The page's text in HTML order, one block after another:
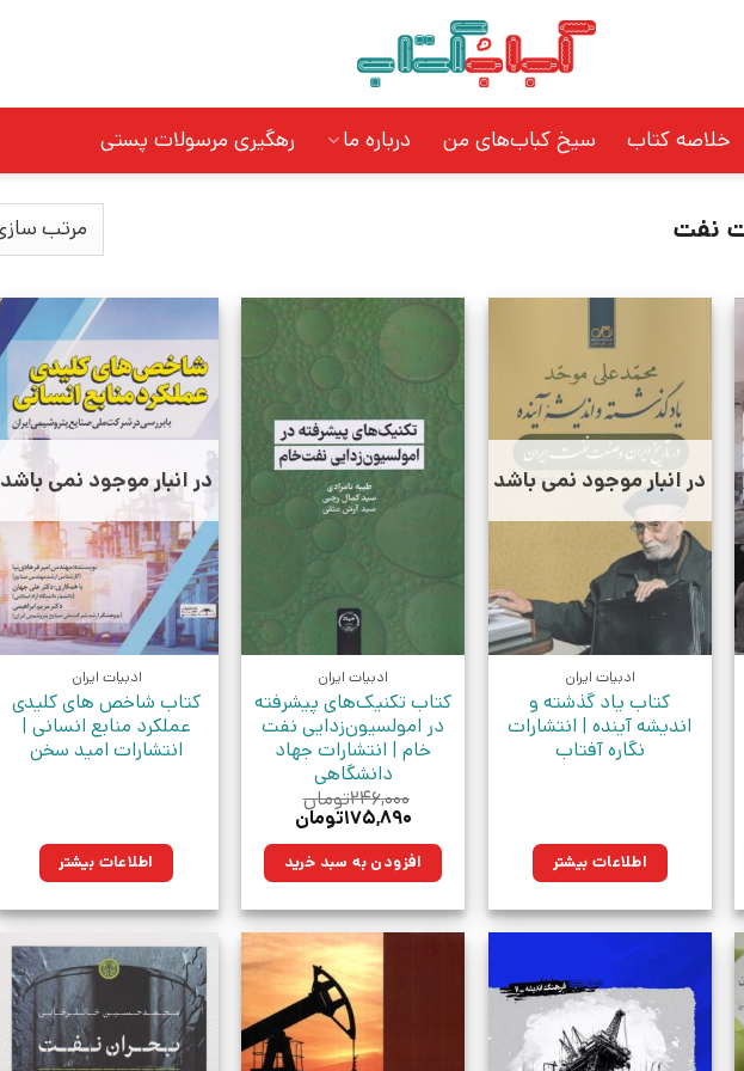
خلاصه کتاب سیخ کباب‌های من درباره ما رهگیری مرسولات پستی
نفت
در انبار موجود نمی باشد
ادبیات ایران
کتاب یاد گذشته و
اندیشه آینده | انتشارات
نگاره آفتاب
اطلاعات بیشتر
ادبیات ایران
کتاب تکنیک‌های پیشرفته
در امولسیون‌زدایی نفت
خام | انتشارات جهاد
دانشگاهی
۲۴۶,۰۰۰تومان
قیمت
۲۴۶,۰۰۰تومان
بود.
۱۷۵,۸۹۰تومان
۱۷۵,۸۹۰تومان.افزودن به سبد خرید
در انبار موجود نمی باشد
ادبیات ایران
کتاب شاخص های کلیدی
عملکرد منابع انسانی |
انتشارات امید سخن
اطلاعات بیشتر